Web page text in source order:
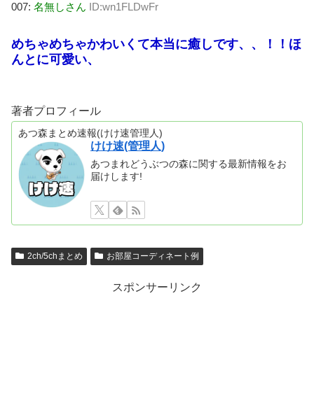
007: 名無しさん ID:wn1FLDwFr
めちゃめちゃかわいくて本当に癒しです、、！！ほ
んとに可愛い、
著者プロフィール
あつ森まとめ速報(けけ速管理人)
けけ速(管理人)
あつまれどうぶつの森に関する最新情報をお
届けします!
2ch/5chまとめ お部屋コーディネート例
スポンサーリンク